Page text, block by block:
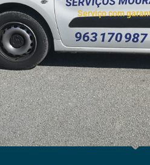
Serviço com